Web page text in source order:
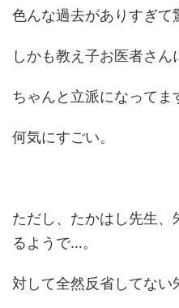
色んな過去がありすぎて
しかも教え子お医者さん
ちゃんと立派になってま
何気にすごい。
ただし、たかはし先生
るようで…。
対して全然反省してない